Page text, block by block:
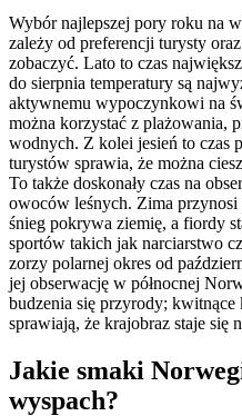
Wybór najlepszej pory roku na
zależy od preferencji turysty
zobaczyć. Lato to czas
do sierpnia temperatury są
aktywnemu wypoczynkowi na
można korzystać z plażowania,
wodnych. Z kolei jesień to czas
turystów sprawia, że można
To także doskonały czas na
owoców leśnych. Zima przynosi
śnieg pokrywa ziemię, a fiordy
sportów takich jak narciarstwo
zorzy polarnej okres od
jej obserwację w północnej
budzenia się przyrody;
sprawiają, że krajobraz staje się
Jakie smaki
wyspach?